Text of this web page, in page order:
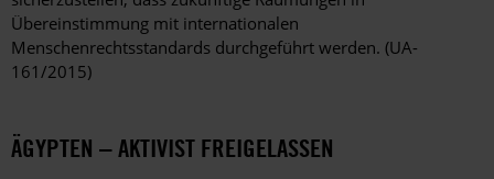
Übereinstimmung mit internationalen
Menschenrechtsstandards durchgeführt werden. (UA-
161/2015)
ÄGYPTEN – AKTIVIST FREIGELASSEN